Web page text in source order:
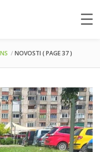
NOVOSTI ( PAGE 37 )